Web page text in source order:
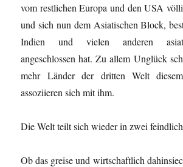
vom restlichen Europa und den USA
und sich nun dem Asiatischen Block,
Indien und vielen anderen
angeschlossen hat. Zu allem Unglück
mehr Länder der dritten Welt
assoziieren sich mit ihm.
Die Welt teilt sich wieder in zwei
Ob das greise und wirtschaftlich